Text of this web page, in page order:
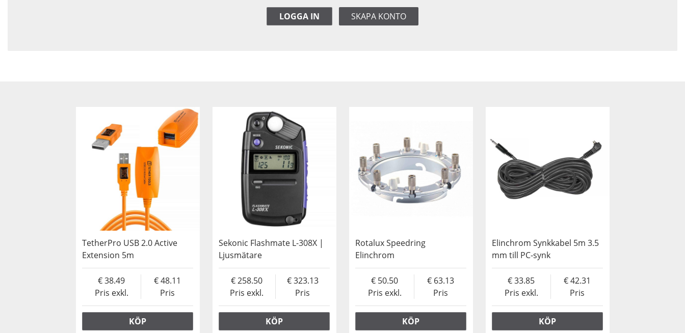
LOGGA IN SKAPA KONTO
TetherPro USB 2.0 Active
Extension 5m
Pris exkl.
38.49
Pris
48.11
KÖP
Sekonic Flashmate L-308X |
Ljusmätare
Pris exkl.
258.50
Pris
323.13
KÖP
Rotalux Speedring
Elinchrom
Pris exkl.
50.50
Pris
63.13
KÖP
Elinchrom Synkkabel 5m 3.5
mm till PC-synk
Pris exkl.
33.85
Pris
42.31
KÖP